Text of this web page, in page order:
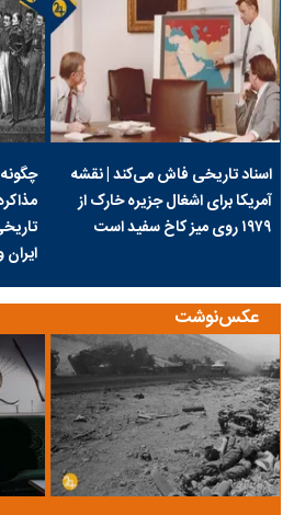
اسناد تاریخی فاش می‌کند | نقشه
آمریکا برای اشغال جزیره خارک از
۱۹۷۹ روی میز کاخ سفید است
عکس‌نوشت